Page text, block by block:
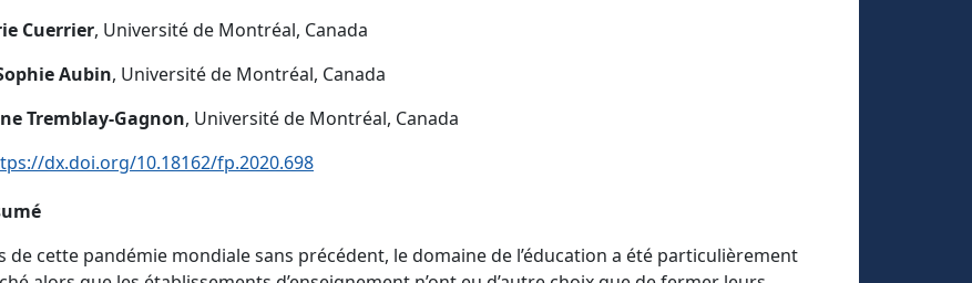
Cuerrier, Université de Montréal, Canada
Aubin, Université de Montréal, Canada
Tremblay-Gagnon, Université de Montréal, Canada
dx.doi.org/10.18162/fp.2020.698
de cette pandémie mondiale sans précédent, le domaine de l’éducation a été particulièrement